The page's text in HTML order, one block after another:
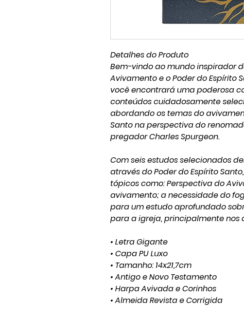
Detalhes do Produto
Bem-vindo ao mundo inspirador
Avivamento e o Poder do Espírito
você encontrará uma poderosa
conteúdos cuidadosamente
abordando os temas do
Santo na perspectiva do
pregador Charles Spurgeon.
Com seis estudos selecionados
através do Poder do Espírito
tópicos como: Perspectiva do
avivamento; a necessidade do
para um estudo aprofundado
para a igreja, principalmente nos
• Letra Gigante
• Capa PU Luxo
• Tamanho: 14x21,7cm
• Antigo e Novo Testamento
• Harpa Avivada e Corinhos
• Almeida Revista e Corrigida